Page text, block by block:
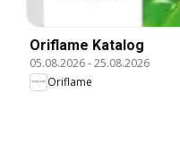
Oriflame Katalog
05.08.2026-25.08.2026
Oriflame